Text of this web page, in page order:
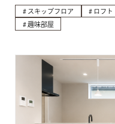
スキップフロア ロフト
趣味部屋